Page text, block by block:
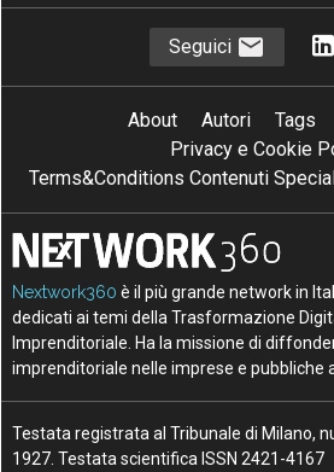
Seguici
About Autori Tags
Privacy e Cookie
Terms&Conditions Contenuti
Nextwork360 è il più grande network in
dedicati ai temi della Trasformazione
Imprenditoriale. Ha la missione di
imprenditoriale nelle imprese e pubbliche
Testata registrata al Tribunale di Milano,
1927. Testata scientifica ISSN 2421-4167